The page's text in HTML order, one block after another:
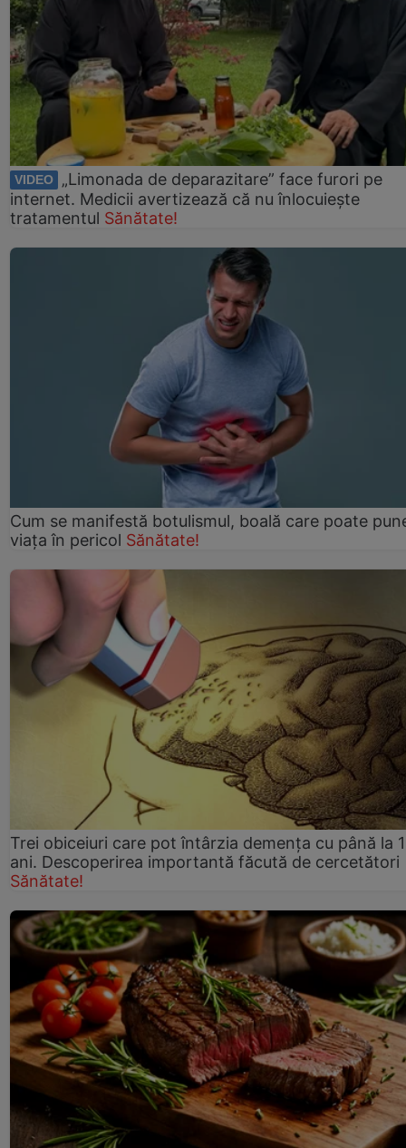
VIDEO
„Limonada de deparazitare” face furori pe
internet. Medicii avertizează că nu înlocuiește
tratamentul Sănătate!
Cum se manifestă botulismul, boală care poate
viaţa în pericol Sănătate!
Trei obiceiuri care pot întârzia demența cu până la
ani. Descoperirea importantă făcută de cercetători
Sănătate!